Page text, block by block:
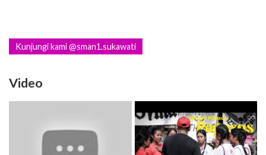
Kunjungi kami @sman1.sukawati
Video